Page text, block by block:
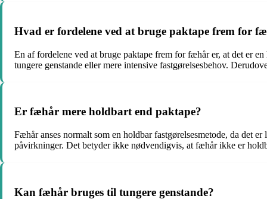
Hvad er fordelene ved at bruge paktape frem for
En af fordelene ved at bruge paktape frem for fæhår er, at det er
tungere genstande eller mere intensive fastgørelsesbehov.
Er fæhår mere holdbart end paktape?
Fæhår anses normalt som en holdbar fastgørelsesmetode, da det
påvirkninger. Det betyder ikke nødvendigvis, at fæhår ikke er
Kan fæhår bruges til tungere genstande?